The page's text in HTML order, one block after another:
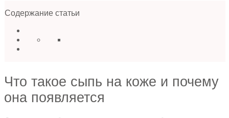
Содержание статьи
Что такое сыпь на коже и почему
она появляется